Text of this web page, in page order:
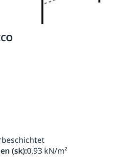
(sk):0,93 kN/m²